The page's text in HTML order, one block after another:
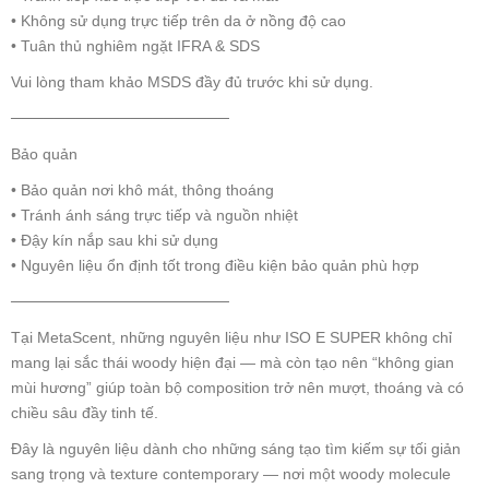
• Không sử dụng trực tiếp trên da ở nồng độ cao
• Tuân thủ nghiêm ngặt IFRA & SDS
Vui lòng tham khảo MSDS đầy đủ trước khi sử dụng.
────────────────────
Bảo quản
• Bảo quản nơi khô mát, thông thoáng
• Tránh ánh sáng trực tiếp và nguồn nhiệt
• Đậy kín nắp sau khi sử dụng
• Nguyên liệu ổn định tốt trong điều kiện bảo quản phù hợp
────────────────────
Tại MetaScent, những nguyên liệu như ISO E SUPER không chỉ
mang lại sắc thái woody hiện đại — mà còn tạo nên “không gian
mùi hương” giúp toàn bộ composition trở nên mượt, thoáng và có
chiều sâu đầy tinh tế.
Đây là nguyên liệu dành cho những sáng tạo tìm kiếm sự tối giản
sang trọng và texture contemporary — nơi một woody molecule